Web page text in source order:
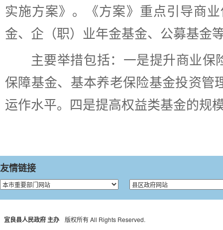
实施方案》。《方案》重点引导商
金、企（职）业年金基金、公募基金
主要举措包括：一是提升商业
保障基金、基本养老保险基金投资管
运作水平。四是提高权益类基金的规
友情链接
宜良县人民政府 主办 版权所有 All Rights Reserved.